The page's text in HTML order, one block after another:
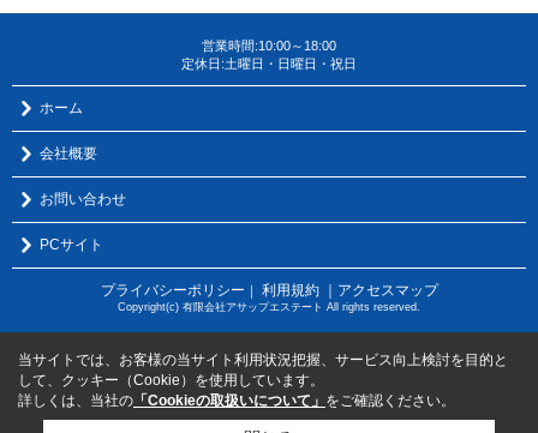
営業時間:10:00～18:00
定休日:土曜日・日曜日・祝日
ホーム
会社概要
お問い合わせ
PCサイト
プライバシーポリシー 利用規約 ｜アクセスマップ
Copyright(c) 有限会社アサップエステート All rights reserved.
当サイトでは、お客様の当サイト利用状況把握、サービス向上検討を目的と
して、クッキー（Cookie）を使用しています。
詳しくは、当社の 「Cookieの取扱いについて」 をご確認ください。